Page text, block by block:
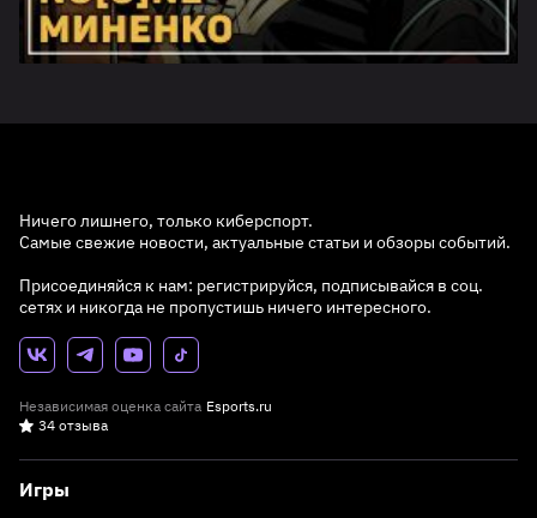
Ничего лишнего, только киберспорт.
Самые свежие новости, актуальные статьи и обзоры событий.
Присоединяйся к нам: регистрируйся, подписывайся в соц.
сетях и никогда не пропустишь ничего интересного.
Независимая оценка сайта Esports.ru
34 отзыва
Игры